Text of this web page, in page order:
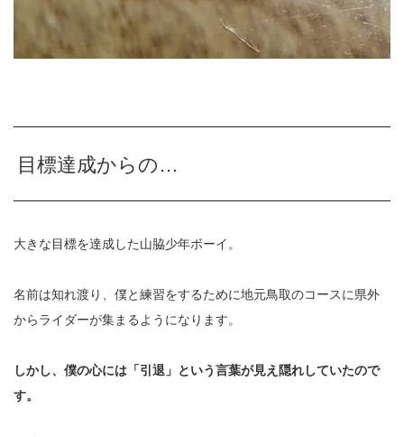
目標達成からの…
大きな目標を達成した山脇少年ボーイ。
名前は知れ渡り、僕と練習をするために地元鳥取のコースに県外
からライダーが集まるようになります。
しかし、僕の心には「引退」という言葉が見え隠れしていたので
す。